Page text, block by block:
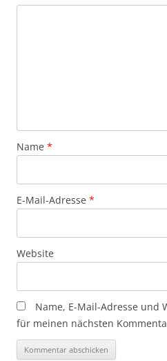
Name *
E-Mail-Adresse *
Website
Name, E-Mail-Adresse und
für meinen nächsten